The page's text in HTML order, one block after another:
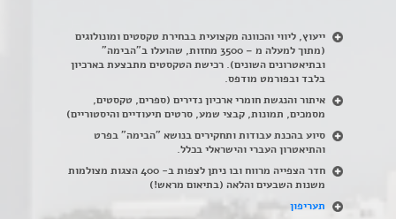
ייעוץ, ליווי והכוונה מקצועית בבחירת טקסטים ומונולוגים
(מתוך למעלה מ – 3500 מחזות, שהועלו ב"הבימה"
ובתיאטרונים השונים). רכישת הטקסטים מתבצעת בארכיון
בלבד ובפורמט מודפס.
איתור והנגשת חומרי ארכיון נדירים (ספרים, טקסטים,
מסמכים, תמונות, קבצי שמע, סרטים תיעודיים והיסטוריים)
סיוע בהכנת עבודות ותחקירים בנושא "הבימה" בפרט
והתיאטרון העברי והישראלי בכלל.
חדר הצפייה מרווח ובו ניתן לצפות ב- 400 הצגות מצולמות
משנות השבעים והלאה (בתיאום מראש!)
תעריפון